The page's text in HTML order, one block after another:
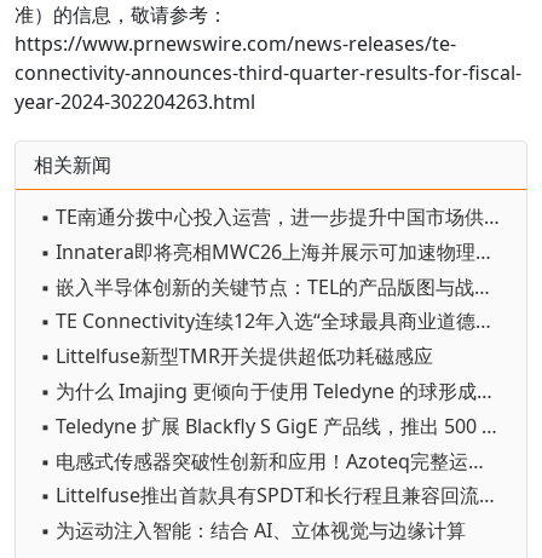
准）的信息，敬请参考：
https://www.prnewswire.com/news-releases/te-
connectivity-announces-third-quarter-results-for-fiscal-
year-2024-302204263.html
相关新闻
▪ TE南通分拨中心投入运营，进一步提升中国市场供应链响应能力
▪ Innatera即将亮相MWC26上海并展示可加速物理AI走进生活的超低功耗AI技术
▪ 嵌入半导体创新的关键节点：TEL的产品版图与战略雄心
▪ TE Connectivity连续12年入选“全球最具商业道德企业”榜单
▪ Littelfuse新型TMR开关提供超低功耗磁感应
▪ 为什么 Imajing 更倾向于使用 Teledyne 的球形成像相机进行 360 ° 移动测绘
▪ Teledyne 扩展 Blackfly S GigE 产品线，推出 500 万像素卷帘快门相机
▪ 电感式传感器突破性创新和应用！Azoteq完整运动键盘传感器模块荣获MIDI 2.0创新大奖
▪ Littelfuse推出首款具有SPDT和长行程且兼容回流焊接的发光轻触开关
▪ 为运动注入智能：结合 AI、立体视觉与边缘计算